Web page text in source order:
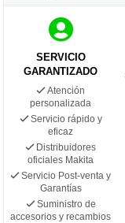
SERVICIO
GARANTIZADO
Atención
personalizada
Servicio rápido y
eficaz
Distribuidores
oficiales Makita
Servicio Post-venta y
Garantías
Suministro de
accesorios y recambios